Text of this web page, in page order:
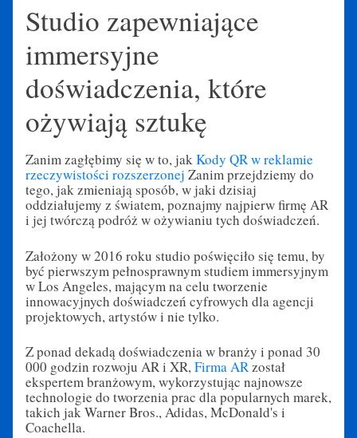
Studio zapewniające
immersyjne
doświadczenia, które
ożywiają sztukę
Zanim zagłębimy się w to, jakKody QR w reklamie
rzeczywistości rozszerzonej Zanim przejdziemy do
tego, jak zmieniają sposób, w jaki dzisiaj
oddziałujemy z światem, poznajmy najpierw firmę AR
i jej twórczą podróż w ożywianiu tych doświadczeń.
Założony w 2016 roku studio poświęciło się temu, by
być pierwszym pełnosprawnym studiem immersyjnym
w Los Angeles, mającym na celu tworzenie
innowacyjnych doświadczeń cyfrowych dla agencji
projektowych, artystów i nie tylko.
Z ponad dekadą doświadczenia w branży i ponad 30
000 godzin rozwoju AR i XR,Firma ARzostał
ekspertem branżowym, wykorzystując najnowsze
technologie do tworzenia prac dla popularnych marek,
takich jak Warner Bros., Adidas, McDonald's i
Coachella.